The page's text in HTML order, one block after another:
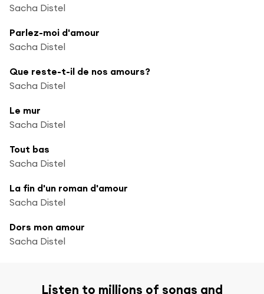
Sacha Distel
Parlez-moi d'amour
Sacha Distel
Que reste-t-il de nos amours?
Sacha Distel
Le mur
Sacha Distel
Tout bas
Sacha Distel
La fin d'un roman d'amour
Sacha Distel
Dors mon amour
Sacha Distel
Listen to millions of songs and